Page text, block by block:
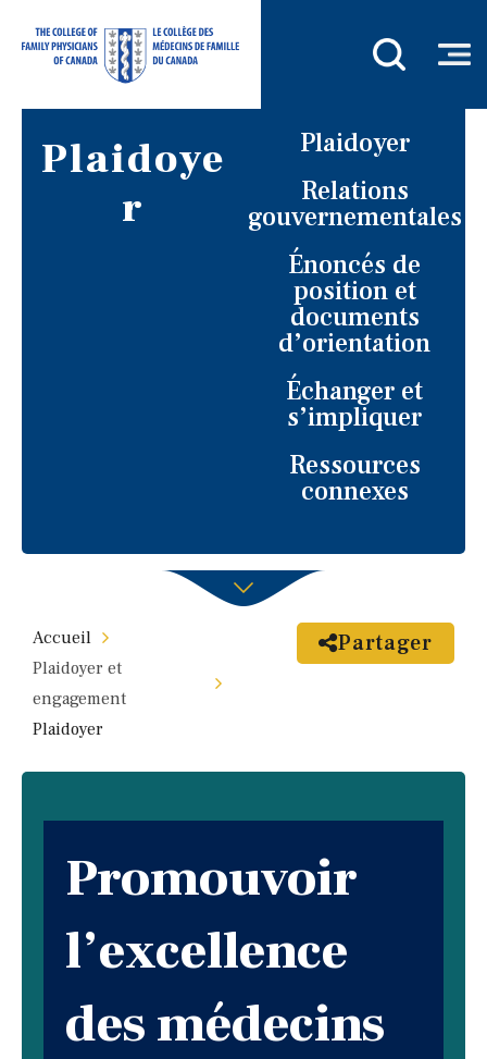
Plaidoye
r
Plaidoyer
Relations
gouvernementales
Énoncés de
position et
documents
d’orientation
Échanger et
s’impliquer
Ressources
connexes
Accueil
Plaidoyer et
engagement
Plaidoyer
Partager
Promouvoir
l’excellence
des médecins